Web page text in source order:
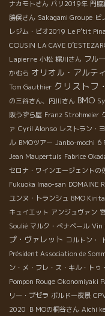
ナカモトさん パリ2019年 門
勝俣さん Sakagami Groupe ピ
レジム・ビオ2019 Le P'tit
COUSIN LA CAVE
Lapierre 小松 梶川さん フル
かむら オリオル・アルテ
Tom Gauthier クリストフ
の三谷さん、内川さん BMO
阪うずら屋 Franz Strohmeier
ァ Cyril Alonso レストラン・
ル BMOツアー Janbo-mochi 6
Jean Maupertuis Fabrice
セロナ・ワインエージェントの
Fukuoka Imao-san DOMAINE
ユンヌ・トランシュ BMO
キュイエット アンジュヴァン
Soulié マルク・ぺナベール Vin
プ・ヴァレット コルトン・
Président Association de
ン・メ・フレ・ス・キル・トゥ
Pompon Rouge Okonomiyaki
リー・プゼラ ボルドー夜景
2020 ＢＭОの桐谷さん Aichi